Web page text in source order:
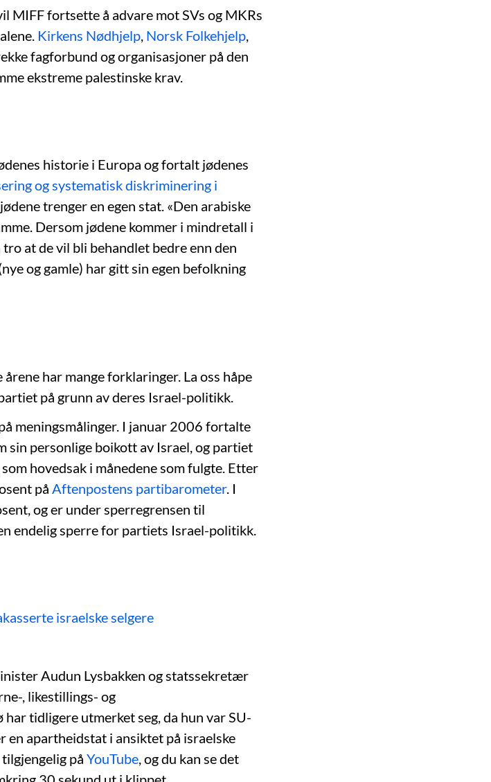
MIFF fortsette å advare mot SVs og MKRs
Kirkens Nødhjelp Norsk Folkehjelp
fagforbund og organisasjoner på den
ekstreme palestinske krav.
historie i Europa og fortalt jødenes
og systematisk diskriminering i
trenger en egen stat. «Den arabiske
Dersom jødene kommer i mindretall i
at de vil bli behandlet bedre enn den
og gamle) har gitt sin egen befolkning
har mange forklaringer. La oss håpe
på grunn av deres Israel-politikk.
meningsmålinger. I januar 2006 fortalte
personlige boikott av Israel, og partiet
hovedsak i månedene som fulgte. Etter
på Aftenpostens partibarometer. I
og er under sperregrensen til
endelig sperre for partiets Israel-politikk.
israelske selgere
Audun Lysbakken og statssekretær
, likestillings- og
tidligere utmerket seg, da hun var SU-
en apartheidstat i ansiktet på israelske
på YouTube , og du kan se det